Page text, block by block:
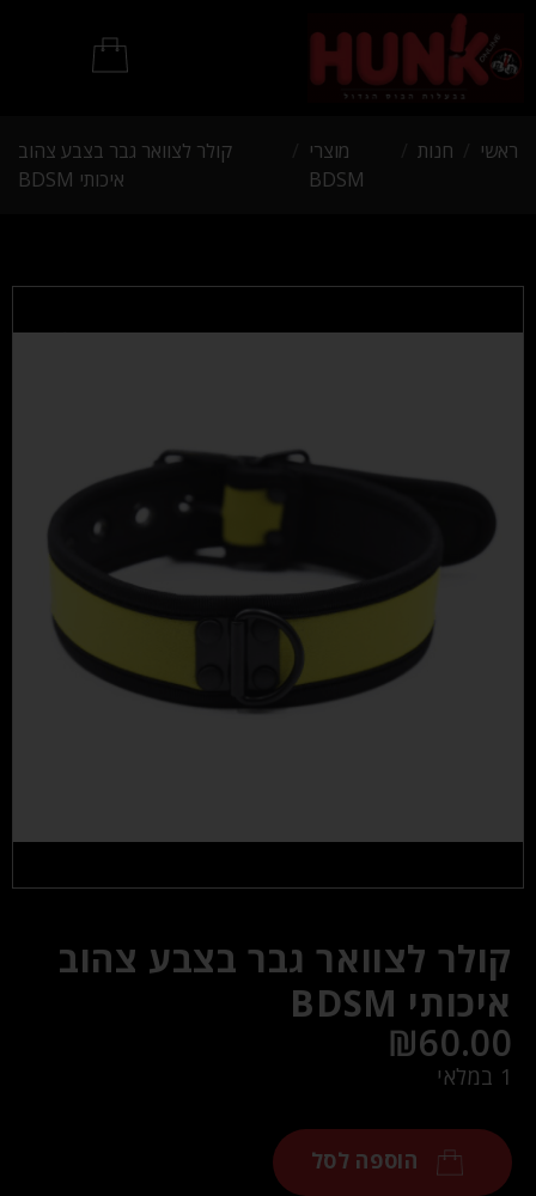
ראשי חנות
מוצרי
BDSM
קולר לצוואר גבר בצבע צהוב
איכותי BDSM
קולר לצוואר גבר בצבע צהוב
איכותי BDSM
₪60.00
1 במלאי
הוספה לסל